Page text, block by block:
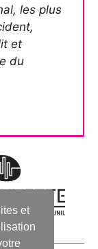
et
les plus
et
du